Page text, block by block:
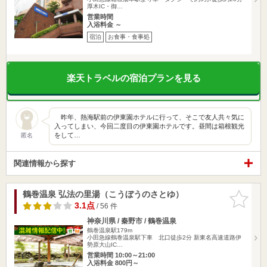
厚木IC・御…
営業時間
入浴料金 ～
宿泊 お食事・食事処
楽天トラベルの宿泊プランを見る
匿名
昨年、熱海駅前の伊東園ホテルに行って、そこで友人共々気に
入ってしまい、今回二度目の伊東園ホテルです。昼間は箱根観光
をして…
関連情報から探す
お気に入
りに追加
鶴巻温泉 弘法の里湯（こうぼうのさとゆ）
3.1点/ 56 件
神奈川県 / 秦野市 / 鶴巻温泉
鶴巻温泉駅179m
小田急線鶴巻温泉駅下車 北口徒歩2分 新東名高速道路伊
勢原大山IC…
営業時間 10:00～21:00
入浴料金 800円～